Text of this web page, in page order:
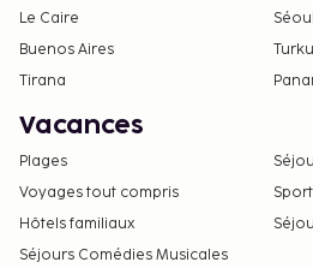
que climatisation rglable
bain douche. Taille de la
Occupation individuelle
(ventuellement payant) et
que climatisation rglable
bain douche.
Le Caire
Séoul
Buenos Aires
Turku
Tirana
Vacances
Plages
Voyages tout compris
Hôtels familiaux
Séjours Comédies Musicales